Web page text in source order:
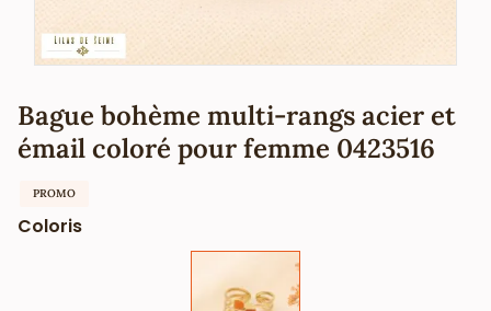
Bague bohème multi-rangs acier et
émail coloré pour femme 0423516
PROMO
Coloris